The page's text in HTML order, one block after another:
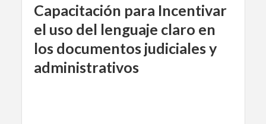
Capacitación para Incentivar
el uso del lenguaje claro en
los documentos judiciales y
administrativos